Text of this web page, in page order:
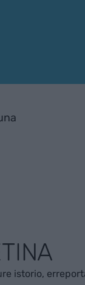
istorio,